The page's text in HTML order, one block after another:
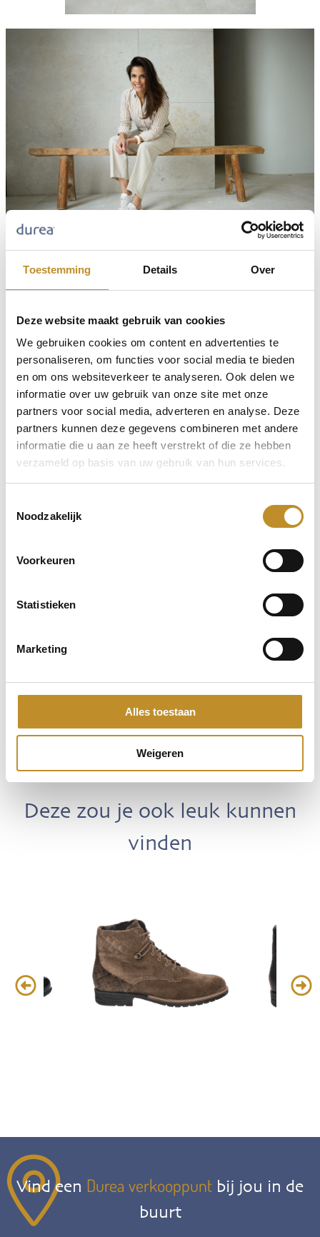
Toestemming Details Over
Deze website maakt gebruik van cookies
We gebruiken cookies om content en advertenties te
personaliseren, om functies voor social media te bieden
en om ons websiteverkeer te analyseren. Ook delen we
informatie over uw gebruik van onze site met onze
partners voor social media, adverteren en analyse. Deze
partners kunnen deze gegevens combineren met andere
informatie die u aan ze heeft verstrekt of die ze hebben
verzameld op basis van uw gebruik van hun services.
Noodzakelijk
Voorkeuren
Statistieken
Marketing
Alles toestaan
Weigeren
Deze zou je ook leuk kunnen
vinden
Vind een Durea verkooppunt bij jou in de
buurt